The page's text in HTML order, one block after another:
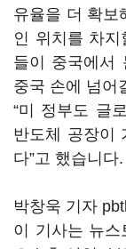
유율을 더 확보
인 위치를 차
들이 중국에서
중국 손에 넘어
“미 정부도 글
반도체 공장이
다”고 했습니다.
박창욱 기자
이 기사는 뉴